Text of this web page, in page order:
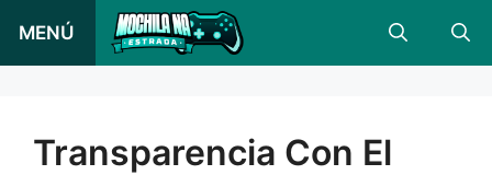
MENÚ
Transparencia Con El